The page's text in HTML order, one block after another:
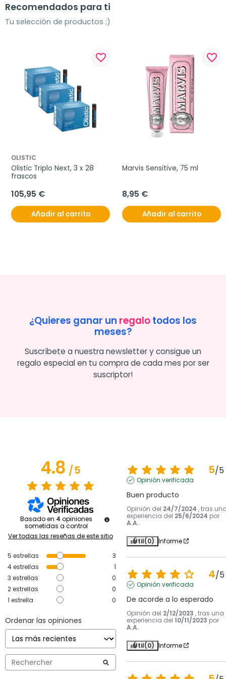
Recomendados para ti
Tu selección de productos ;)
favorite_border
OLISTIC
Olistic Triplo Next, 3 x 28
frascos
105,95 €
Añadir al carrito
favorite_border
Marvis Sensitive, 75 ml
8,95 €
Añadir al carrito
¿Quieres ganar un regalotodos los
meses?
Suscríbete a nuestra newsletter y consigue un
regalo especial en tu compra de cada mes por ser
suscriptor!
4.8/5
Basado en 4 opiniones
sometidas a control
Ver todas las reseñas de este sitio
5 estrellas
3
4estrellas
1
3 estrellas
0
2estrellas
0
1 estrella 0
Ordenar las opiniones
5/5
Opinión verificada
Buen producto
Opinión del 24/7/2024 , tras
experiencia del 25/6/2024 por
A.A.
Útil(0) Informe
4/5
Opinión verificada
De acorde a lo esperado
Opinión del 2/12/2023 , tras una
experiencia del 10/11/2023 por
A.A.
Útil(0) Informe